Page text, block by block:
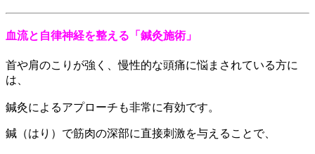
血流と自律神経を整える「鍼灸施術」
首や肩のこりが強く、慢性的な頭痛に悩まされている方に
は、
鍼灸によるアプローチも非常に有効です。
鍼（はり）で筋肉の深部に直接刺激を与えることで、